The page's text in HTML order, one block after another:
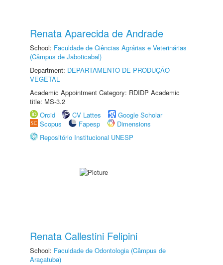
Renata Aparecida de Andrade
School: Faculdade de Ciências Agrárias e Veterinárias
(Câmpus de Jaboticabal)
Department: DEPARTAMENTO DE PRODUÇÃO
VEGETAL
Academic Appointment Category: RDIDP Academic
title: MS-3.2
Orcid
CV Lattes
Google Scholar
Scopus
Fapesp
Dimensions
Repositório Institucional UNESP
Renata Callestini Felipini
School: Faculdade de Odontologia (Câmpus de
Araçatuba)